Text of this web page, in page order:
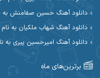
ابی حسینی
احسان آیینفر
احسان امیدوار
دانلود آهنگ حسین صفامنش به
دانلود آهنگ شهاب ملکیان به نام
دانلود آهنگ امیرحسین پیری به
برترین‌های ماه